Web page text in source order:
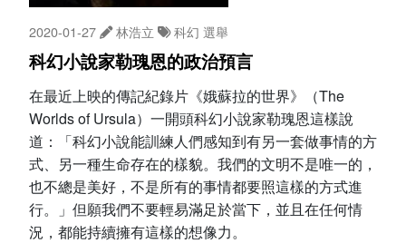
2020-01-27 林浩立 科幻 選舉
科幻小說家勒瑰恩的政治預言
在最近上映的傳記紀錄片《娥蘇拉的世界》（The
Worlds of Ursula）一開頭科幻小說家勒瑰恩這樣說
道：「科幻小說能訓練人們感知到有另一套做事情的方
式、另一種生命存在的樣貌。我們的文明不是唯一的，
也不總是美好，不是所有的事情都要照這樣的方式進
行。」但願我們不要輕易滿足於當下，並且在任何情
況，都能持續擁有這樣的想像力。